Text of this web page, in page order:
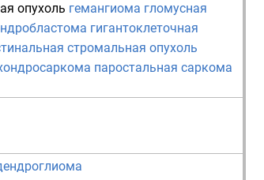
опухоль гемангиома гломусная
гигантоклеточная
стромальная опухоль
паростальная саркома